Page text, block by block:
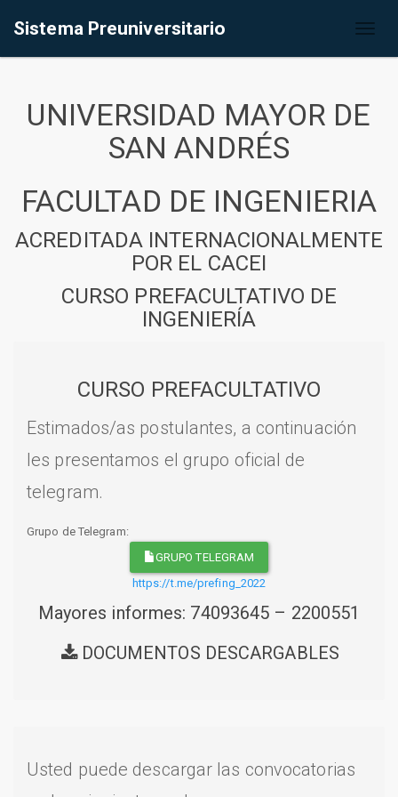
Sistema Preuniversitario
UNIVERSIDAD MAYOR DE
SAN ANDRÉS
FACULTAD DE INGENIERIA
ACREDITADA INTERNACIONALMENTE
POR EL CACEI
CURSO PREFACULTATIVO DE
INGENIERÍA
CURSO PREFACULTATIVO
Estimados/as postulantes, a continuación
les presentamos el grupo oficial de
telegram.
Grupo de Telegram:
GRUPO TELEGRAM
https://t.me/prefing_2022
Mayores informes: 74093645 – 2200551
DOCUMENTOS DESCARGABLES
Usted puede descargar las convocatorias